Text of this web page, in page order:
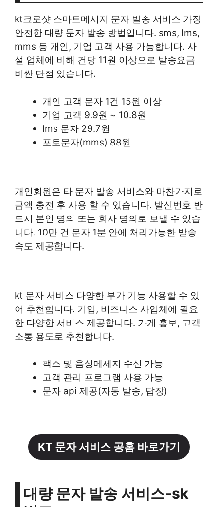
kt크로샷 스마트메시지 문자 발송 서비스 가장
안전한 대량 문자 발송 방법입니다. sms, lms,
mms 등 개인, 기업 고객 사용 가능합니다. 사
설 업체에 비해 건당 11원 이상으로 발송요금
비싼 단점 있습니다.
개인 고객 문자 1건 15원 이상
기업 고객 9.9원 ~ 10.8원
lms 문자 29.7원
포토문자(mms) 88원
개인회원은 타 문자 발송 서비스와 마찬가지로
금액 충전 후 사용 할 수 있습니다. 발신번호 반
드시 본인 명의 또는 회사 명의로 보낼 수 있습
니다. 10만 건 문자 1분 안에 처리가능한 발송
속도 제공합니다.
kt 문자 서비스 다양한 부가 기능 사용할 수 있
어 추천합니다. 기업, 비즈니스 사업체에 필요
한 다양한 서비스 제공합니다. 가게 홍보, 고객
소통 용도로 추천합니다.
팩스 및 음성메세지 수신 가능
고객 관리 프로그램 사용 가능
문자 api 제공(자동 발송, 답장)
KT 문자 서비스 공홈 바로가기
대량 문자 발송 서비스-sk